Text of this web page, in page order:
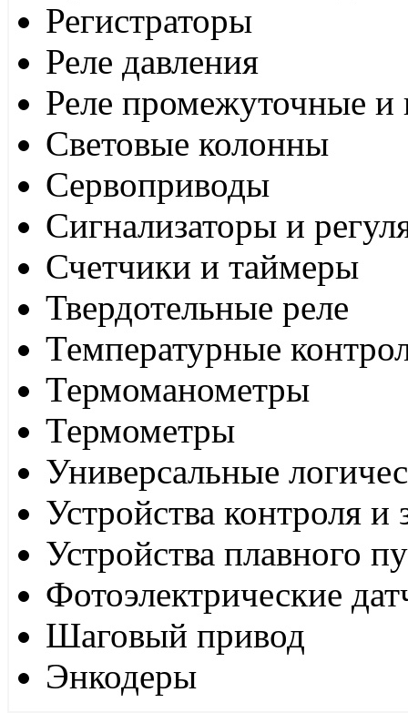
Регистраторы
Реле давления
Реле промежуточные и
Световые колонны
Сервоприводы
Сигнализаторы и
Счетчики и таймеры
Твердотельные реле
Температурные
Термоманометры
Термометры
Универсальные
Устройства контроля
Устройства плавного
Фотоэлектрические
Шаговый привод
Энкодеры